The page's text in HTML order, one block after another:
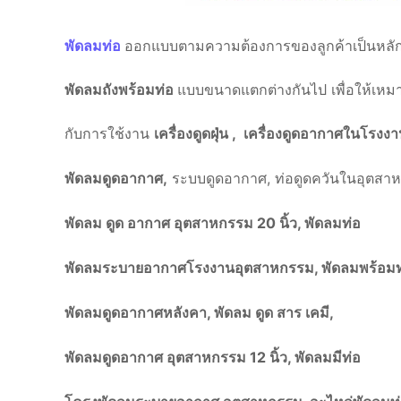
พัดลมท่อ ออกแบบตามความต้องการของลูกค้าเป็นหลั
พัดลมถังพร้อมท่อ แบบขนาดแตกต่างกันไป เพื่อให้เหม
กับการใช้งาน เครื่องดูดฝุ่น , เครื่องดูดอากาศในโรงง
พัดลมดูดอากาศ, ระบบดูดอากาศ, ท่อดูดควันในอุตสา
พัดลม ดูด อากาศ อุตสาหกรรม 20 นิ้ว, พัดลมท่อ
พัดลมระบายอากาศโรงงานอุตสาหกรรม, พัดลมพร้อม
พัดลมดูดอากาศหลังคา, พัดลม ดูด สาร เคมี,
พัดลมดูดอากาศ อุตสาหกรรม 12 นิ้ว, พัดลมมีท่อ